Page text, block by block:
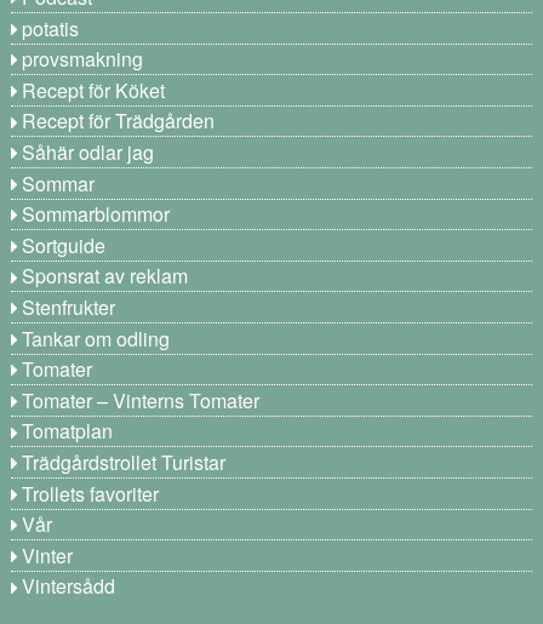
potatis
provsmakning
Recept för Köket
Recept för Trädgården
Såhär odlar jag
Sommar
Sommarblommor
Sortguide
Sponsrat av reklam
Stenfrukter
Tankar om odling
Tomater
Tomater – Vinterns Tomater
Tomatplan
Trädgårdstrollet Turistar
Trollets favoriter
Vår
Vinter
Vintersådd